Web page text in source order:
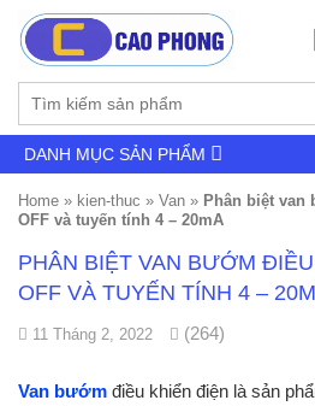
DANH MỤC SẢN PHẨM
Home » kien-thuc » Van » Phân biệt van
OFF và tuyến tính 4 – 20mA
PHÂN BIỆT VAN BƯỚM
OFF VÀ TUYẾN TÍNH 4 –
11 Tháng 2, 2022 (264)
Van bướm điều khiển điện là sản